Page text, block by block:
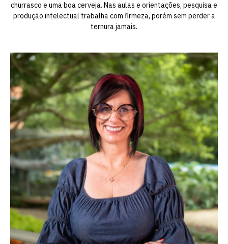
churrasco e uma boa cerveja. Nas aulas e orientações, pesquisa e
produção intelectual trabalha com firmeza, porém sem perder a
ternura jamais.
Escolha a vaga que você
quer concorrer:
vagas para início de curso